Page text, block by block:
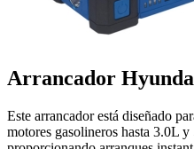
Arrancador
Este arrancador está diseñado
motores gasolineros hasta 3.0L